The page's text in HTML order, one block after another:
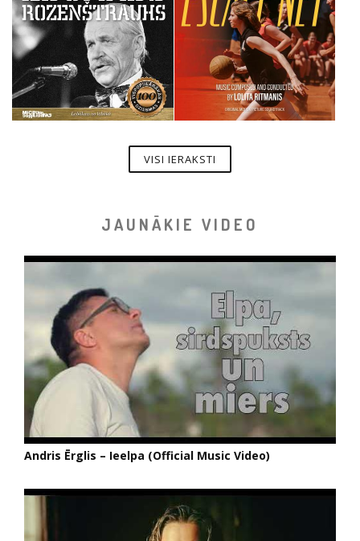
VISI IERAKSTI
JAUNĀKIE VIDEO
Andris Ērglis – Ieelpa (Official Music Video)